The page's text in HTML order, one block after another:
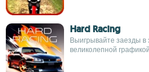
Hard Racing
Выигрывайте заезды в
великолепной графикой